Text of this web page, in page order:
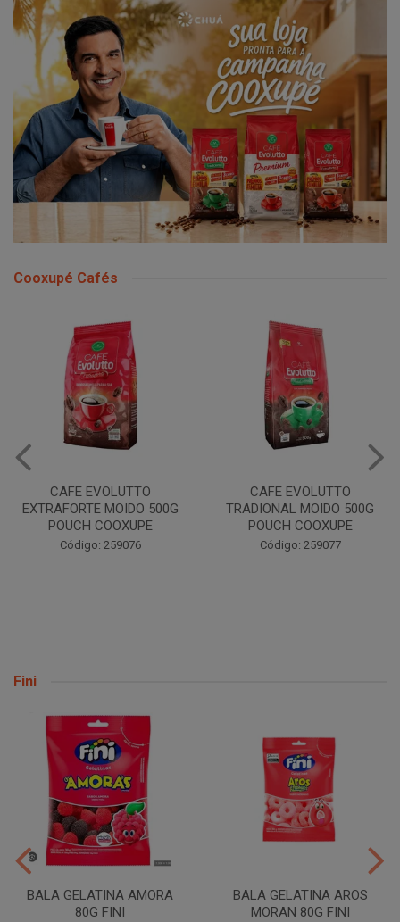
Cooxupé Cafés
CAFE EVOLUTTO
EXTRAFORTE MOIDO 500G
POUCH COOXUPE
Código: 259076
CAFE EVOLUTTO
TRADIONAL MOIDO 500G
POUCH COOXUPE
Código: 259077
Fini
BALA GELATINA AMORA
80G FINI
BALA GELATINA AROS
MORAN 80G FINI